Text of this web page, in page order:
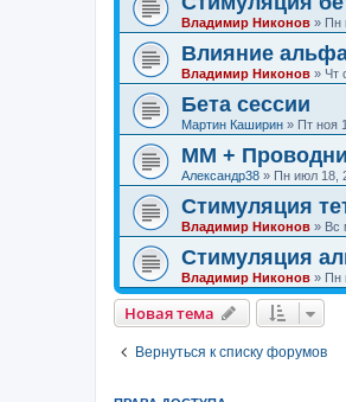
Владимир Никонов » Пн
Влияние
Владимир Никонов » Чт
Бета сессии
Мартин Каширин » Пт ноя
ММ +
Александр38 » Пн июл 18,
Стимуляция
Владимир Никонов » Вс
Стимуляция
Владимир Никонов » Пн
Новая тема
Вернуться к списку форумов